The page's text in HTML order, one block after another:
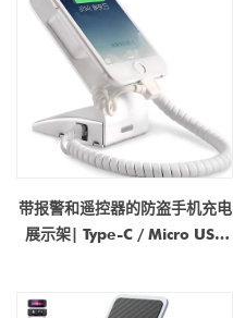
带报警和遥控器的防盗手机充电
展示架| Type-C / Micro USB